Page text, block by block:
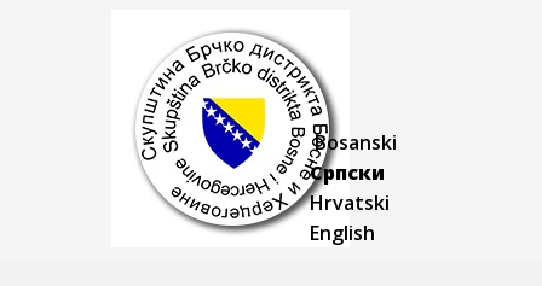
Bosanski
Српски
Hrvatski
English